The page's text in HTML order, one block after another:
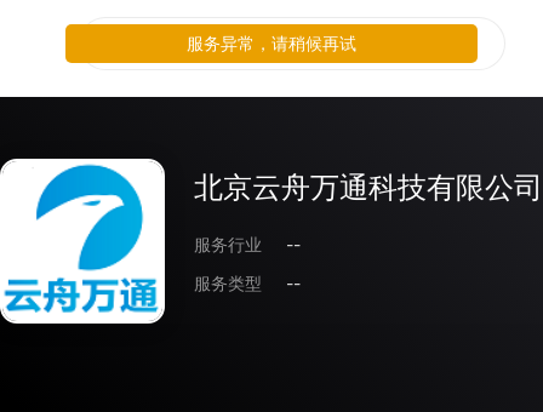
北京云舟万通科技有限公司
服务行业
--
服务类型
--
服务异常，请稍候再试